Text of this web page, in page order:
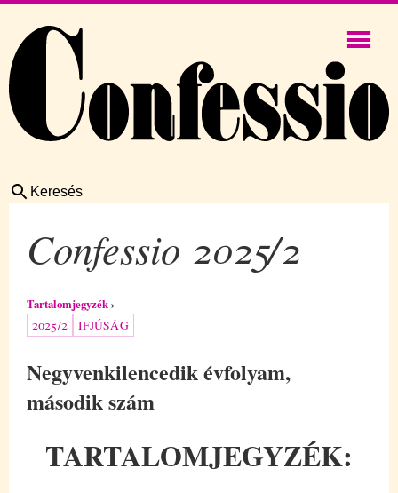
Keresés
Confessio 2025/2
Tartalomjegyzék
2025/2
IFJÚSÁG
Negyvenkilencedik évfolyam,
második szám
TARTALOMJEGYZÉK: